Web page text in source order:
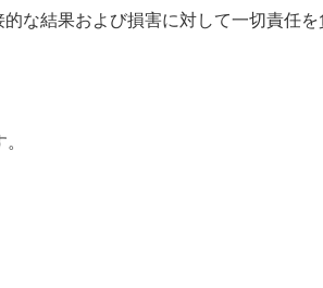
な結果および損害に対して一切責任を